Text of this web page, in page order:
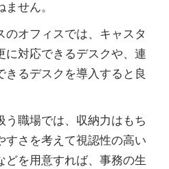
せん。
オフィスでは、キャスタ
に対応できるデスクや、連
るデスクを導入すると良
職場では、収納力はもち
すさを考えて視認性の高い
どを用意すれば、事務の生